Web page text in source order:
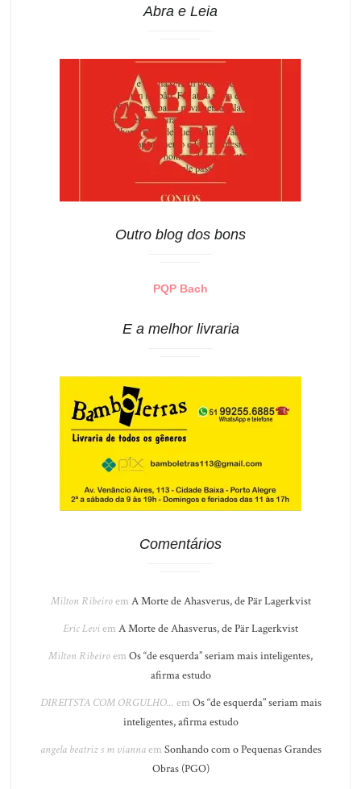
Abra e Leia
Outro blog dos bons
PQP Bach
E a melhor livraria
Comentários
Milton Ribeiroem A Morte de Ahasverus, de Pär Lagerkvist
Eric Leviem A Morte de Ahasverus, de Pär Lagerkvist
Milton Ribeiroem Os “de esquerda” seriam mais inteligentes,
afirma estudo
DIREITSTA COM ORGULHO... em Os “de esquerda” seriam mais
inteligentes, afirma estudo
angela beatriz s m viannaem Sonhando com o Pequenas Grandes
Obras (PGO)